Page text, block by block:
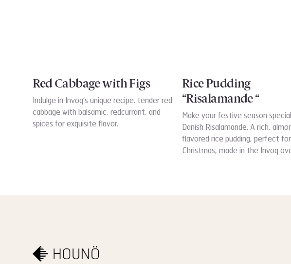
Red Cabbage with Figs
Indulge in Invoq’s unique recipe: tender red
cabbage with balsamic, redcurrant, and
spices for exquisite flavor.
Rice Pudding
“Risalamande “
Make your festive season
Danish Risalamande. A rich,
flavored rice pudding, perfect for
Christmas, made in the Invoq